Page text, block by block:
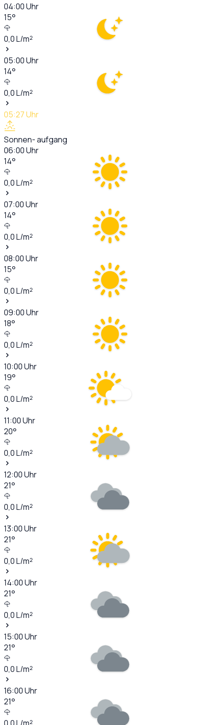
04:00Uhr
15°
0,0L/m²
05:00Uhr
14°
0,0L/m²
05:27Uhr
Sonnen- aufgang
06:00Uhr
14°
0,0L/m²
07:00Uhr
14°
0,0L/m²
08:00Uhr
15°
0,0L/m²
09:00Uhr
18°
0,0L/m²
10:00Uhr
19°
0,0L/m²
11:00Uhr
20°
0,0L/m²
12:00Uhr
21°
0,0L/m²
13:00Uhr
21°
0,0L/m²
14:00Uhr
21°
0,0L/m²
15:00Uhr
21°
0,0L/m²
16:00Uhr
21°